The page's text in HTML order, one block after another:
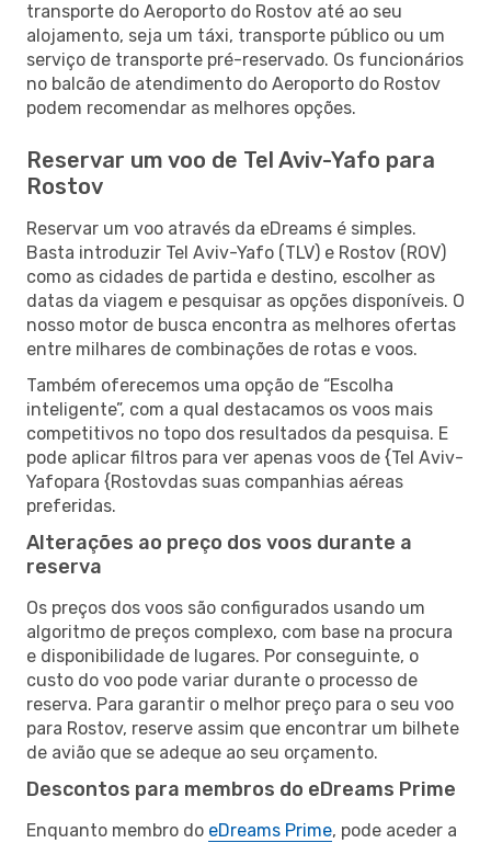
transporte do Aeroporto do Rostov até ao seu
alojamento, seja um táxi, transporte público ou um
serviço de transporte pré-reservado. Os funcionários
no balcão de atendimento do Aeroporto do Rostov
podem recomendar as melhores opções.
Reservar um voo de Tel Aviv-Yafo para
Rostov
Reservar um voo através da eDreams é simples.
Basta introduzir Tel Aviv-Yafo (TLV) e Rostov (ROV)
como as cidades de partida e destino, escolher as
datas da viagem e pesquisar as opções disponíveis. O
nosso motor de busca encontra as melhores ofertas
entre milhares de combinações de rotas e voos.
Também oferecemos uma opção de “Escolha
inteligente”, com a qual destacamos os voos mais
competitivos no topo dos resultados da pesquisa. E
pode aplicar filtros para ver apenas voos de {Tel Aviv-
Yafopara {Rostovdas suas companhias aéreas
preferidas.
Alterações ao preço dos voos durante a
reserva
Os preços dos voos são configurados usando um
algoritmo de preços complexo, com base na procura
e disponibilidade de lugares. Por conseguinte, o
custo do voo pode variar durante o processo de
reserva. Para garantir o melhor preço para o seu voo
para Rostov, reserve assim que encontrar um bilhete
de avião que se adeque ao seu orçamento.
Descontos para membros do eDreams Prime
Enquanto membro do eDreams Prime, pode aceder a